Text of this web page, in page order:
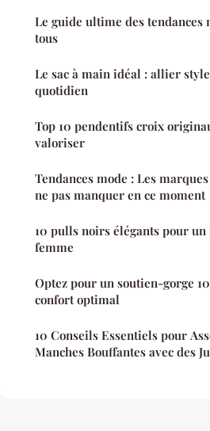
Le guide ultime des tendances
tous
Le sac à main idéal : allier
quotidien
Top 10 pendentifs croix
valoriser
Tendances mode : Les
ne pas manquer en ce moment
10 pulls noirs élégants pour
femme
Optez pour un soutien-gorge
confort optimal
10 Conseils Essentiels pour
Manches Bouffantes avec des